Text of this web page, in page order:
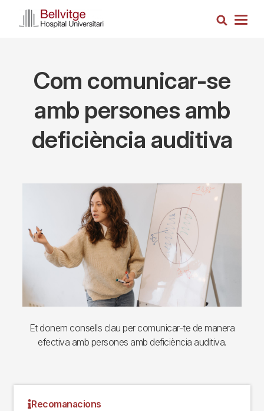
Search
Com comunicar-se
amb persones amb
deficiència auditiva
Et donem consells clau per comunicar-te de manera
efectiva amb persones amb deficiència auditiva.
Recomanacions